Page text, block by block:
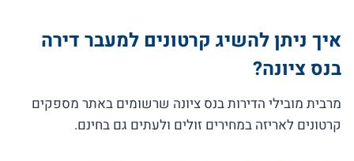
איך ניתן להשיג קרטונים למעבר דירה
בנס ציונה?
מרבית מובילי הדירות בנס ציונה שרשומים באתר מספקים
קרטונים לאריזה במחירים זולים ולעתים גם בחינם.